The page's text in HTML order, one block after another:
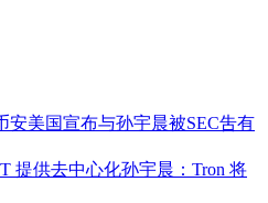
与孙宇晨被SEC吿有
孙宇晨：Tron 将